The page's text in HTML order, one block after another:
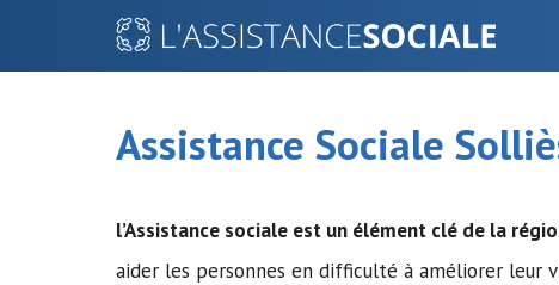
Assistance Sociale
l’Assistance sociale est un élément clé de la
aider les personnes en difficulté à améliorer leur